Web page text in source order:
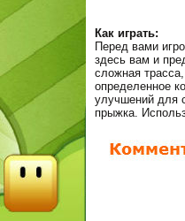
Как играть:
Перед вами
здесь вам и
сложная
определенное
улучшений для
прыжка.